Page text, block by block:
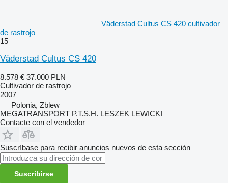
Väderstad Cultus CS 420 cultivador
de rastrojo
15
Väderstad Cultus CS 420
8.578 € 37.000 PLN
Cultivador de rastrojo
2007
Polonia, Zblew
MEGATRANSPORT P.T.S.H. LESZEK LEWICKI
Contacte con el vendedor
Suscríbase para recibir anuncios nuevos de esta sección
Suscribirse